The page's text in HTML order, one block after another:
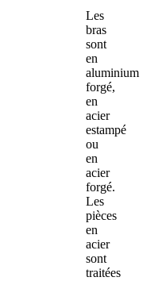
Les
bras
sont
en
aluminium
forgé,
en
acier
estampé
ou
en
acier
forgé.
Les
pièces
en
acier
sont
traitées